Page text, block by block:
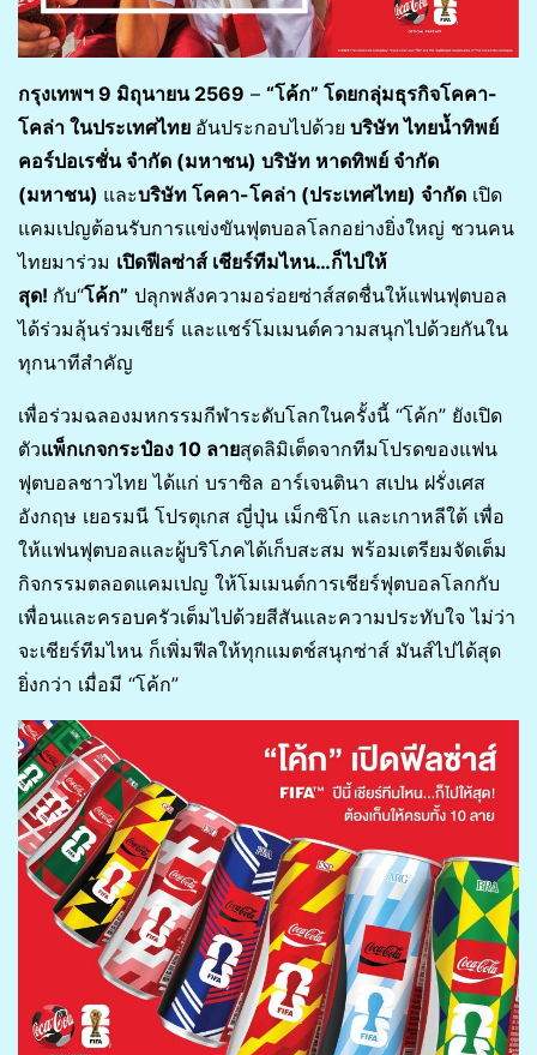
กรุงเทพฯ 9 มิถุนายน 2569 – “โค้ก” โดยกลุ่มธุรกิจโคคา-
โคล่า ในประเทศไทย อันประกอบไปด้วย บริษัท ไทยน้ำทิพย์
คอร์ปอเรชั่น จำกัด (มหาชน) บริษัท หาดทิพย์ จำกัด
(มหาชน) และบริษัท โคคา-โคล่า (ประเทศไทย) จำกัด เปิด
แคมเปญต้อนรับการแข่งขันฟุตบอลโลกอย่างยิ่งใหญ่ ชวนคน
ไทยมาร่วม เปิดฟีลซ่าส์ เชียร์ทีมไหน…ก็ไปให้
สุด! กับ“โค้ก” ปลุกพลังความอร่อยซ่าส์สดชื่นให้แฟนฟุตบอล
ได้ร่วมลุ้นร่วมเชียร์ และแชร์โมเมนต์ความสนุกไปด้วยกันใน
ทุกนาทีสำคัญ
เพื่อร่วมฉลองมหกรรมกีฬาระดับโลกในครั้งนี้ “โค้ก” ยังเปิด
ตัวแพ็กเกจกระป๋อง 10 ลายสุดลิมิเต็ดจากทีมโปรดของแฟน
ฟุตบอลชาวไทย ได้แก่ บราซิล อาร์เจนตินา สเปน ฝรั่งเศส
อังกฤษ เยอรมนี โปรตุเกส ญี่ปุ่น เม็กซิโก และเกาหลีใต้ เพื่อ
ให้แฟนฟุตบอลและผู้บริโภคได้เก็บสะสม พร้อมเตรียมจัดเต็ม
กิจกรรมตลอดแคมเปญ ให้โมเมนต์การเชียร์ฟุตบอลโลกกับ
เพื่อนและครอบครัวเต็มไปด้วยสีสันและความประทับใจ ไม่ว่า
จะเชียร์ทีมไหน ก็เพิ่มฟีลให้ทุกแมตช์สนุกซ่าส์ มันส์ไปได้สุด
ยิ่งกว่า เมื่อมี “โค้ก”